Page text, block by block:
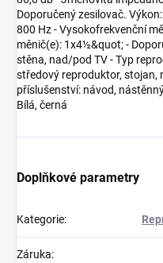
Doporučený zesilovač.
800 Hz - Vysokofrekvenční
měnič(e): 1x4½&quot; -
stěna, nad/pod TV - Typ
středový reproduktor, stojan,
příslušenství: návod,
Bílá, černá
Doplňkové parametry
Kategorie:
Záruka: